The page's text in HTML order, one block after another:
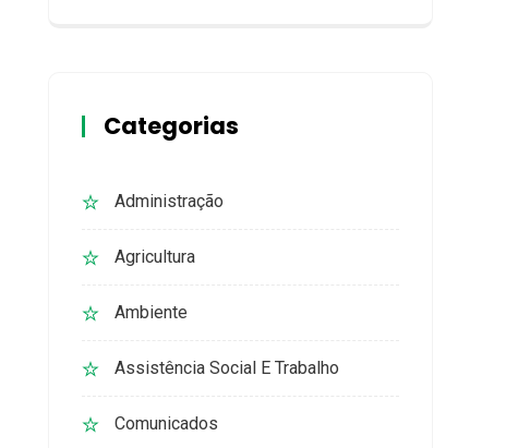
Categorias
Administração
Agricultura
Ambiente
Assistência Social E Trabalho
Comunicados